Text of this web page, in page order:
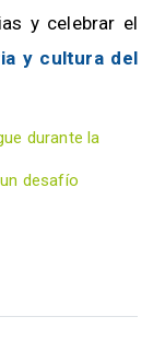
y celebrar el
y cultura del
durante la
desafío